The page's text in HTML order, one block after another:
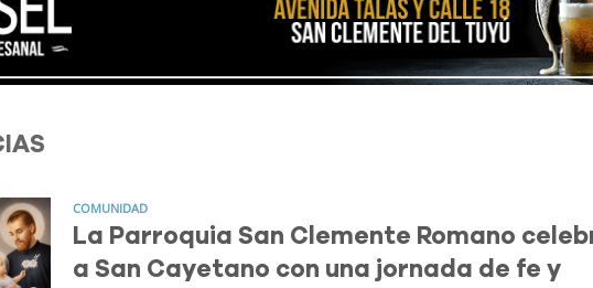
COMUNIDAD
La Parroquia San Clemente Romano
a San Cayetano con una jornada de fe y